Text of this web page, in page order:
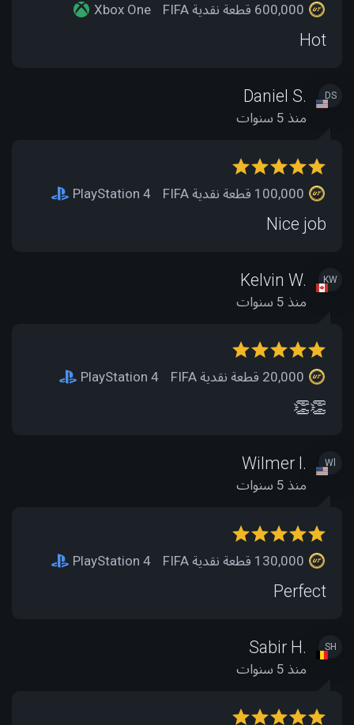
Xbox One
Hot
DS
Daniel S.
منذ 5 سنوات
PlayStation 4
Nice job
KW
Kelvin W.
منذ 5 سنوات
PlayStation 4
👏👏
Wl
Wilmer l.
منذ 5 سنوات
PlayStation 4
Perfect
SH
Sabir H.
منذ 5 سنوات